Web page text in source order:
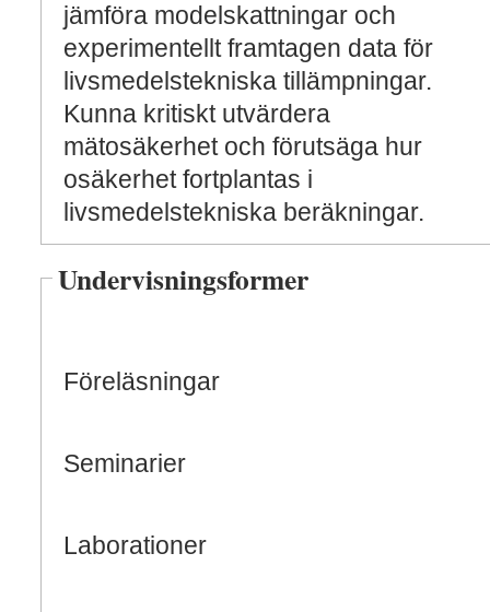
jämföra modelskattningar och
experimentellt framtagen data för
livsmedelstekniska tillämpningar.
Kunna kritiskt utvärdera
mätosäkerhet och förutsäga hur
osäkerhet fortplantas i
livsmedelstekniska beräkningar.
Undervisningsformer
Föreläsningar
Seminarier
Laborationer